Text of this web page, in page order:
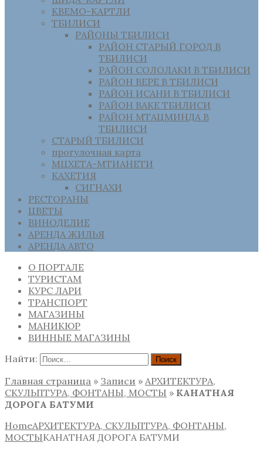
КВЕМО-КАРТЛИ
ТБИЛИСИ
РАЙОНЫ ТБИЛИСИ
РАЙОН СТАРЫЙ ГОРОД В
ТБИЛИСИ
РАЙОН СОЛОЛАКИ В ТБИЛИСИ
РАЙОН ВЕРЕ В ТБИЛИСИ
РАЙОН ИСАНИ В ТБИЛИСИ
РАЙОН ВАКЕ ТБИЛИСИ
РАЙОН МТАЦМИНДА В
ТБИЛИСИ
СТАРЫЙ ТБИЛИСИ
прогулочная карта
МЦХЕТА-МТИАНЕТИ
КАХЕТИЯ
СИГНАХИ
РЕСТОРАНЫ
ЦВЕТЫ
ВИНОДЕЛИЕ
АРЕНДА ЖИЛЬЯ
АРЕНДА АВТО
О ПОРТАЛЕ
ТУРИСТАМ
КУРС ЛАРИ
ТРАНСПОРТ
МАГАЗИНЫ
МАНИКЮР
ВИННЫЕ МАГАЗИНЫ
Найти:
Главная страница » Записи » АРХИТЕКТУРА,
СКУЛЬПТУРА, ФОНТАНЫ, МОСТЫ » КАНАТНАЯ
ДОРОГА БАТУМИ
HomeАРХИТЕКТУРА, СКУЛЬПТУРА, ФОНТАНЫ,
МОСТЫКАНАТНАЯ ДОРОГА БАТУМИ